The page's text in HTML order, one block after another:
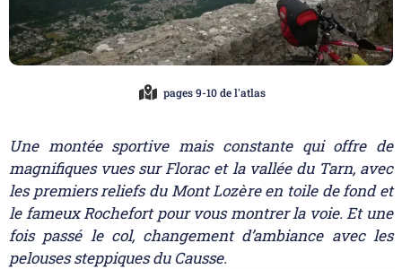
pages 9-10 de l'atlas
Une montée sportive mais constante qui offre de
magnifiques vues sur Florac et la vallée du Tarn, avec
les premiers reliefs du Mont Lozère en toile de fond et
le fameux Rochefort pour vous montrer la voie. Et une
fois passé le col, changement d’ambiance avec les
pelouses steppiques du Causse.